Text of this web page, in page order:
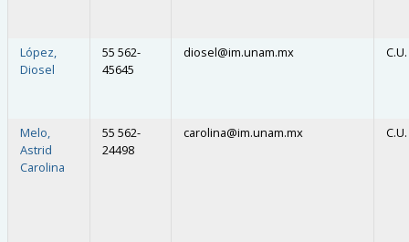
López,
Diosel
55 562-
45645
diosel@im.unam.mx C.U.
Melo,
Astrid
Carolina
55 562-
24498
carolina@im.unam.mx C.U.